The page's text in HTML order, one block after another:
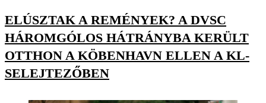
ELÚSZTAK A REMÉNYEK? A DVSC
HÁROMGÓLOS HÁTRÁNYBA KERÜLT
OTTHON A KÖBENHAVN ELLEN A KL-
SELEJTEZŐBEN